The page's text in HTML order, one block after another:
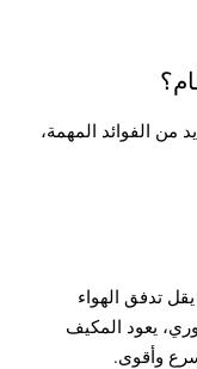
الفوائد المهمة،
تدفق الهواء
يعود المكيف
وأقوى.